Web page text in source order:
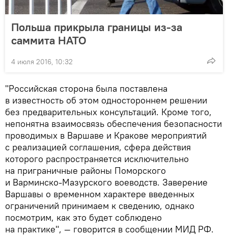
Польша прикрыла границы из-за
саммита НАТО
4 июля 2016, 10:32
"Российская сторона была поставлена
в известность об этом одностороннем решении
без предварительных консультаций. Кроме того,
непонятна взаимосвязь обеспечения безопасности
проводимых в Варшаве и Кракове мероприятий
с реализацией соглашения, сфера действия
которого распространяется исключительно
на приграничные районы Поморского
и Варминско-Мазурского воеводств. Заверение
Варшавы о временном характере введенных
ограничений принимаем к сведению, однако
посмотрим, как это будет соблюдено
на практике", — говорится в сообщении МИД РФ.